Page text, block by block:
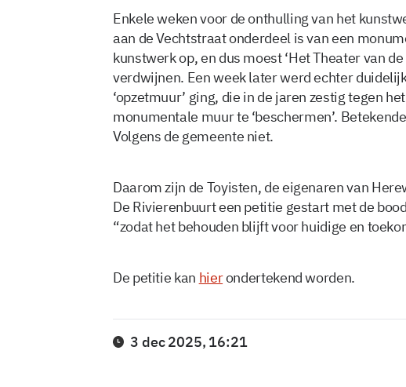
Enkele weken voor de onthulling van het
aan de Vechtstraat onderdeel is van een
kunstwerk op, en dus moest ‘Het Theater van
verdwijnen. Een week later werd echter
‘opzetmuur’ ging, die in de jaren zestig tegen
monumentale muur te ‘beschermen’.
Volgens de gemeente niet.
Daarom zijn de Toyisten, de eigenaren van
De Rivierenbuurt een petitie gestart met de
“zodat het behouden blijft voor huidige en
De petitie kan hierondertekend worden.
3 dec 2025, 16:21